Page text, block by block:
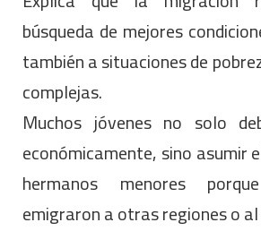
búsqueda de mejores
también a situaciones de
complejas.
Muchos jóvenes no solo
económicamente, sino asumir
hermanos menores
emigraron a otras regiones o